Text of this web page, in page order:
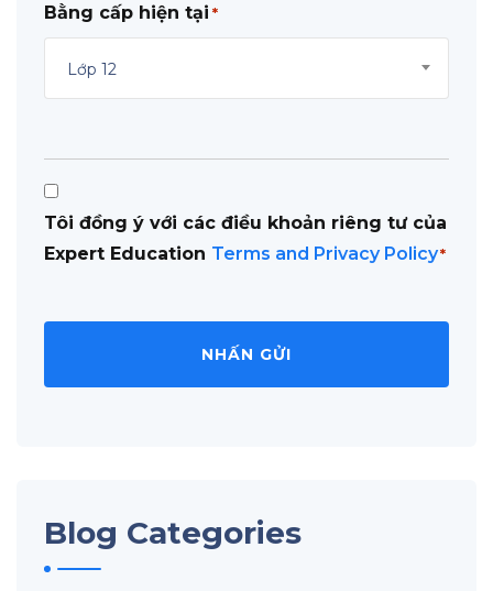
Bằng cấp hiện tại *
Lớp 12
Consent
*
Tôi đồng ý với các điều khoản riêng tư của
Expert Education Terms and Privacy Policy*
Blog Categories